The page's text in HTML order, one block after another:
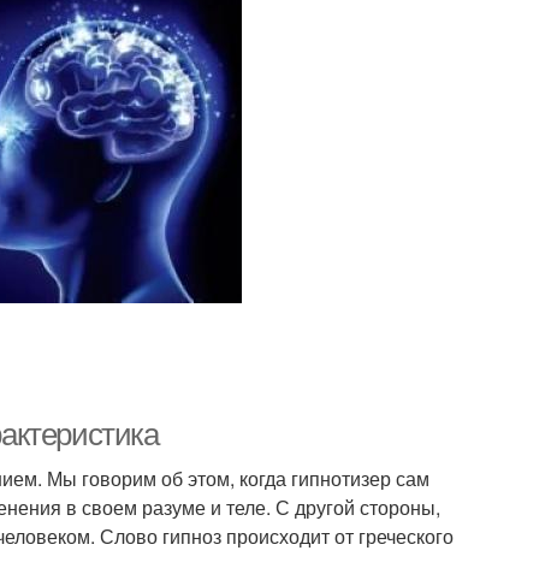
Мы говорим об этом, когда гипнотизер сам
в своем разуме и теле. С другой стороны,
Слово гипноз происходит от греческого